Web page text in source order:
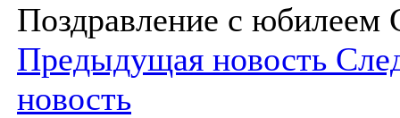
Поздравление с
Предыдущая новость
новость